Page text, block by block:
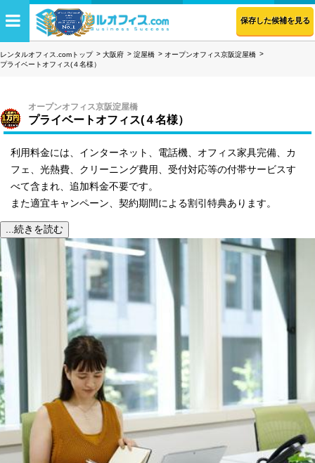
保存した候補を見る
レンタルオフィス.comトップ 大阪府 淀屋橋
オープンオフィス京阪淀屋橋
プライベートオフィス(４名様）
オープンオフィス京阪淀屋橋
プライベートオフィス(４名様）
利用料金には、インターネット、電話機、オフィス家具完備、カ
フェ、光熱費、クリーニング費用、受付対応等の付帯サービスす
べて含まれ、追加料金不要です。
また適宜キャンペーン、契約期間による割引特典あります。
...続きを読む